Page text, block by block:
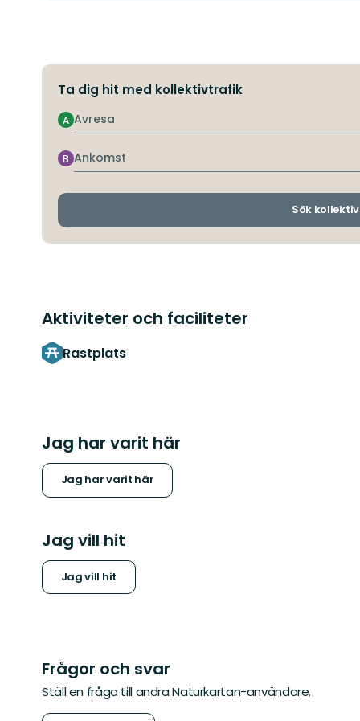
Ta dig hit med kollektivtrafik
Avresa
A
Ankomst
B
Sök
Aktiviteter och faciliteter
Rastplats
Jag har varit här
Jag har varit här
Jag vill hit
Jag vill hit
Frågor och svar
Ställ en fråga till andra Naturkartan-användare.